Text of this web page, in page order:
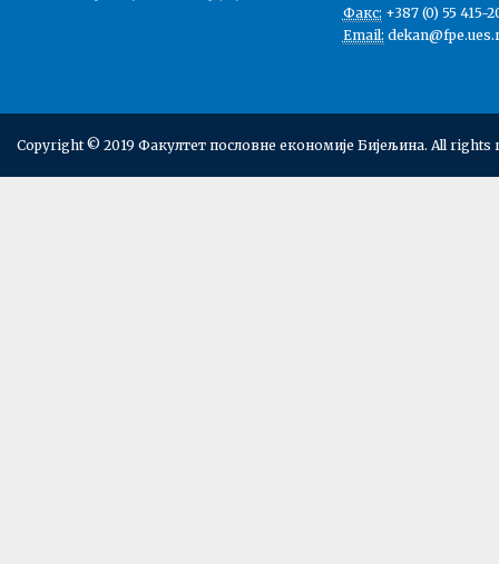
Факс: +387 (0) 55 415-
Email:
Copyright © 2019 Факултет пословне економије Бијељина. All rights